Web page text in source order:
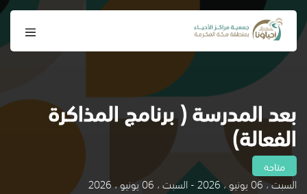
بعد المدرسة ( برنامج المذاكرة
الفعالة)
متاحة
السبت ، 06 يونيو ، 2026 - السبت ، 06 يونيو ، 2026